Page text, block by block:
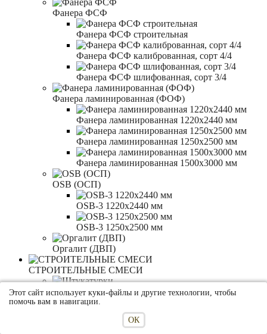
Фанера ФСФ
Фанера ФСФ строительная
Фанера ФСФ калиброванная, сорт 4/4
Фанера ФСФ шлифованная, сорт 3/4
Фанера ламинированная (ФОФ)
Фанера ламинированная 1220x2440 мм
Фанера ламинированная 1250x2500 мм
Фанера ламинированная 1500x3000 мм
OSB (ОСП)
OSB-3 1220x2440 мм
OSB-3 1250x2500 мм
Оргалит (ДВП)
СТРОИТЕЛЬНЫЕ СМЕСИ
Штукатурки
Выравнивающие штукатурки
Этот сайт использует куки-файлы и другие технологии, чтобы
помочь вам в навигации.
ОК